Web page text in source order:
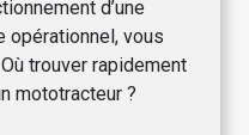
d’une
opérationnel, vous
trouver rapidement
mototracteur ?